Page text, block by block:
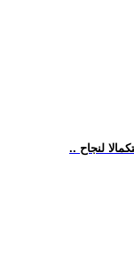
لنجاح